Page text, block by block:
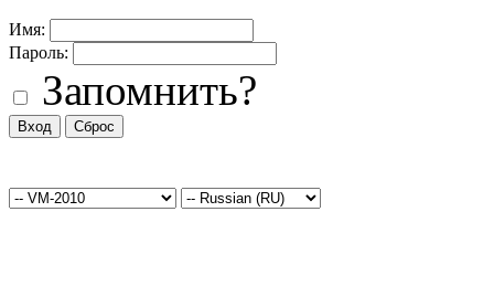
Имя:
Пароль:
Запомнить?